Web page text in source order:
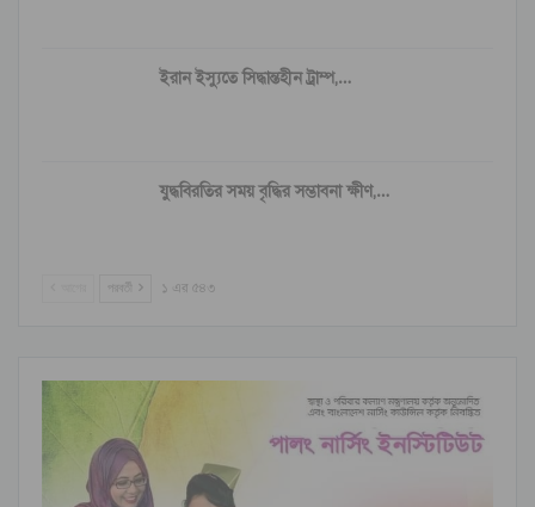
ইরান ইস্যুতে সিদ্ধান্তহীন ট্রাম্প,…
যুদ্ধবিরতির সময় বৃদ্ধির সম্ভাবনা ক্ষীণ,…
পরবর্তী ১ এর ৫৪৩